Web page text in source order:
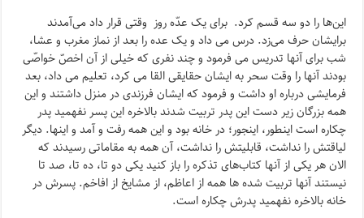
این‌ها را دو سه قسم کرد. برای یک عدّه روز وقتی قرار داد می‌آمدند
برایشان حرف می‌زد. درس می داد و یک عده را بعد از نماز مغرب و عشا،
شب برای آنها تدریس می فرمود و چند نفری که خیلی از آن اخصّ خواصّی
بودند آنها را وقت سحر به ایشان حقایقی القا می کرد، تعلیم می داد، بعد
فرمایشی درباره او داشت و فرمود که ایشان فرزندی در منزل داشتند و این‌
همه بزرگان زیر دست این پدر تربیت شدند بالاخره این پسر نفهمید پدر
چکاره است اینطور، اینجور؛ در خانه بود و این همه رفت و آمد و اینها. دیگر
لیاقتش را نداشت، قابلیتش را نداشت، آن همه به مقاماتی رسیدند که
الان هر یکی از آنها کتاب‌های تذکره را باز کنید یکی دو تا، ده تا، صد تا
نیستند آنها تربیت شده ها همه از اعاظم، از مشایخ از افاخم. پسرش در
خانه بالاخره نفهمید پدرش چکاره است.